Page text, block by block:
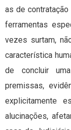
as de
ferramentas
vezes surtam,
característica
de concluir
premissas,
explicitamente
alucinações,